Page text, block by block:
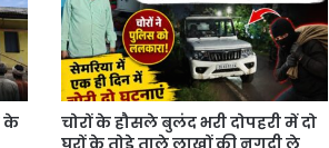
के
चोरों के हौसले बुलंद भरी दोपहरी में दो